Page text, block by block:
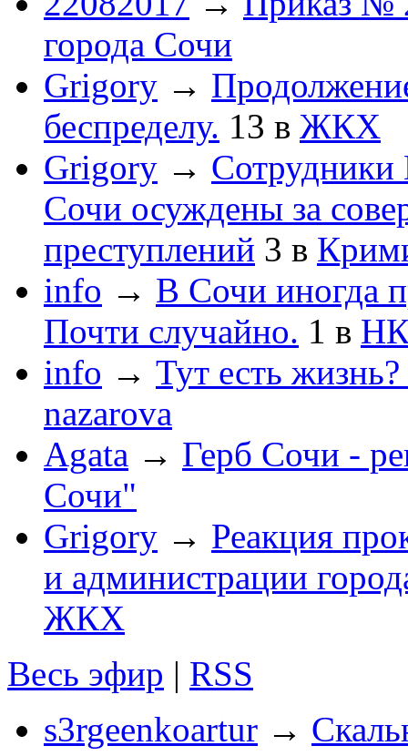
города Сочи
Grigory →
беспределу. 13 в ЖКХ
Grigory →
Сочи осуждены за
преступлений 3 в
info → В Сочи иногда
Почти случайно. 1 в
info → Тут есть
nazarova
Agata → Герб Сочи -
Сочи"
Grigory → Реакция
и администрации
ЖКХ
Весь эфир | RSS
s3rgeenkoartur →